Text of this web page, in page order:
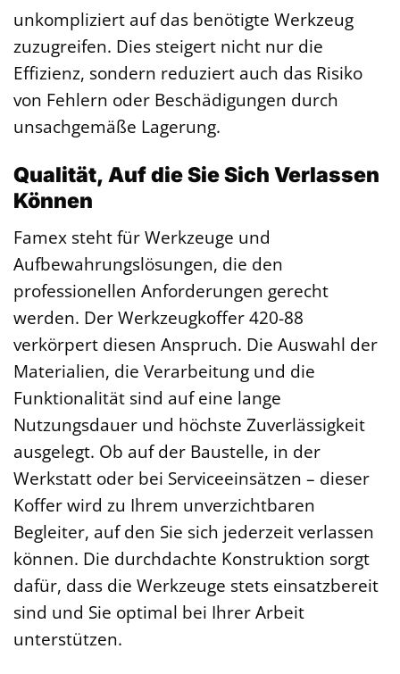
unkompliziert auf das benötigte Werkzeug
zuzugreifen. Dies steigert nicht nur die
Effizienz, sondern reduziert auch das Risiko
von Fehlern oder Beschädigungen durch
unsachgemäße Lagerung.
Qualität, Auf die Sie Sich Verlassen
Können
Famex steht für Werkzeuge und
Aufbewahrungslösungen, die den
professionellen Anforderungen gerecht
werden. Der Werkzeugkoffer 420-88
verkörpert diesen Anspruch. Die Auswahl der
Materialien, die Verarbeitung und die
Funktionalität sind auf eine lange
Nutzungsdauer und höchste Zuverlässigkeit
ausgelegt. Ob auf der Baustelle, in der
Werkstatt oder bei Serviceeinsätzen – dieser
Koffer wird zu Ihrem unverzichtbaren
Begleiter, auf den Sie sich jederzeit verlassen
können. Die durchdachte Konstruktion sorgt
dafür, dass die Werkzeuge stets einsatzbereit
sind und Sie optimal bei Ihrer Arbeit
unterstützen.